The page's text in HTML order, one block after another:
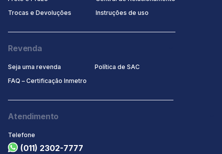
Trocas e Devoluções
Instruções de uso
Revenda
Seja uma revenda
FAQ – Certificação Inmetro
Política de SAC
Atendimento
Telefone
(011) 2302-7777